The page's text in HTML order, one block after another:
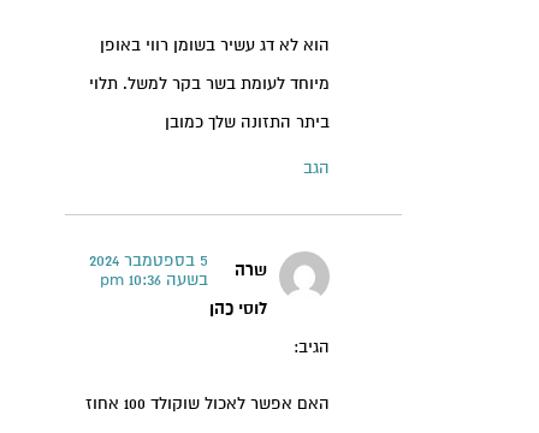
הוא לא דג עשיר בשומן רווי באופן
מיוחד לעומת בשר בקר למשל. תלוי
ביתר התזונה שלך כמובן
הגב
שרה
לוסי כהן
הגיב:
5 בספטמבר 2024
בשעה 10:36 pm
האם אפשר לאכול שוקולד 100 אחוז